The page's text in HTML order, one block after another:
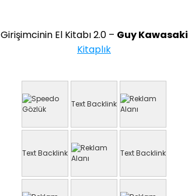
Girişimcinin El Kitabı 2.0 – Guy Kawasaki
Kitaplık
Text Backlink
Text Backlink Text Backlink